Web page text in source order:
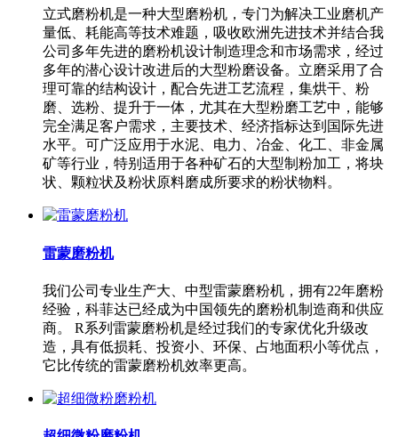
立式磨粉机是一种大型磨粉机，专门为解决工业磨机产
量低、耗能高等技术难题，吸收欧洲先进技术并结合我
公司多年先进的磨粉机设计制造理念和市场需求，经过
多年的潜心设计改进后的大型粉磨设备。立磨采用了合
理可靠的结构设计，配合先进工艺流程，集烘干、粉
磨、选粉、提升于一体，尤其在大型粉磨工艺中，能够
完全满足客户需求，主要技术、经济指标达到国际先进
水平。可广泛应用于水泥、电力、冶金、化工、非金属
矿等行业，特别适用于各种矿石的大型制粉加工，将块
状、颗粒状及粉状原料磨成所要求的粉状物料。
雷蒙磨粉机
我们公司专业生产大、中型雷蒙磨粉机，拥有22年磨粉
经验，科菲达已经成为中国领先的磨粉机制造商和供应
商。 R系列雷蒙磨粉机是经过我们的专家优化升级改
造，具有低损耗、投资小、环保、占地面积小等优点，
它比传统的雷蒙磨粉机效率更高。